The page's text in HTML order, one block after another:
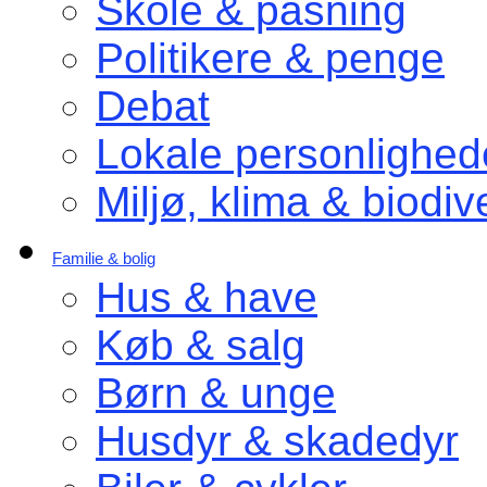
Skole & pasning
Politikere & penge
Debat
Lokale
Miljø, klima &
Familie & bolig
Hus & have
Køb & salg
Børn & unge
Husdyr & skadedyr